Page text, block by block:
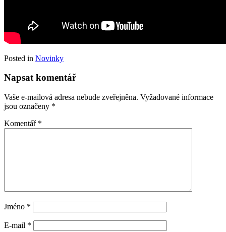
Posted in Novinky
Napsat komentář
Vaše e-mailová adresa nebude zveřejněna. Vyžadované informace
jsou označeny *
Komentář *
Jméno *
E-mail *